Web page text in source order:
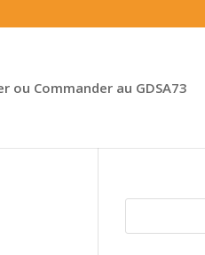
ou Commander au GDSA73